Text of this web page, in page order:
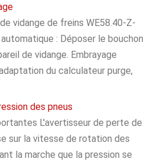
vidange de freins WE58.40-Z-
: Déposer le bouchon
de vidange. Embrayage
du calculateur purge,
des pneus
L'avertisseur de perte de
sur la vitesse de rotation des
la marche que la pression se